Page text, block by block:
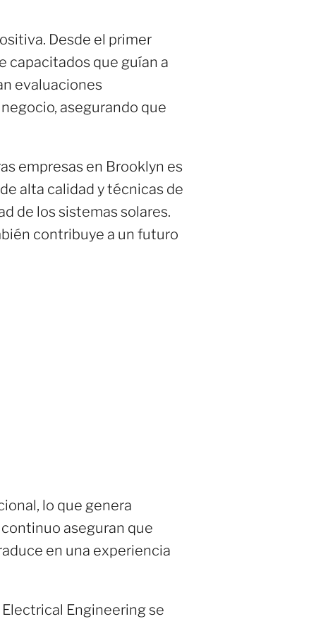
Desde el primer
capacitados que guían a
evaluaciones
asegurando que
empresas en Brooklyn es
alta calidad y técnicas de
de los sistemas solares.
contribuye a un futuro
lo que genera
aseguran que
en una experiencia
Engineering se